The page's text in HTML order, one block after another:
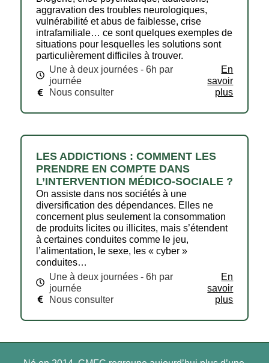
aggravation des troubles neurologiques,
vulnérabilité et abus de faiblesse, crise
intrafamiliale… ce sont quelques exemples de
situations pour lesquelles les solutions sont
particulièrement difficiles à trouver.
Une à deux journées - 6h par
journée
Nous consulter
En
savoir
plus
LES ADDICTIONS : COMMENT LES
PRENDRE EN COMPTE DANS
L’INTERVENTION MÉDICO-SOCIALE ?
On assiste dans nos sociétés à une
diversification des dépendances. Elles ne
concernent plus seulement la consommation
de produits licites ou illicites, mais s’étendent
à certaines conduites comme le jeu,
l’alimentation, le sexe, les « cyber »
conduites…
Une à deux journées - 6h par
journée
Nous consulter
En
savoir
plus